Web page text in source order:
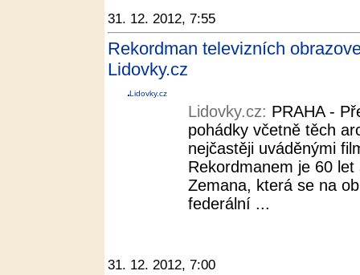
31. 12. 2012, 7:55
Rekordman televizních
Lidovky.cz
Lidovky.cz
Lidovky.cz: PRAHA -
pohádky včetně těch
nejčastěji uváděnými
Rekordmanem je 60
Zemana, která se na
federální ...
31. 12. 2012, 7:00